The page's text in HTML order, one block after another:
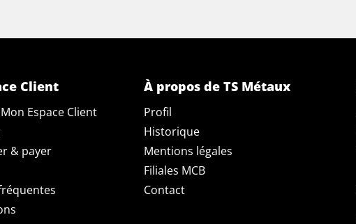
Client
Espace Client
& payer
À propos de TS Métaux
Profil
Historique
Mentions légales
Filiales MCB
Contact